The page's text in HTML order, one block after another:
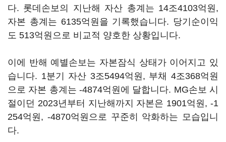
다. 롯데손보의 지난해 자산 총계는 14조4103억원,
자본 총계는 6135억원을 기록했습니다. 당기순이익
도 513억원으로 비교적 양호한 상황입니다.
이에 반해 예별손보는 자본잠식 상태가 이어지고 있
습니다. 1분기 자산 3조5494억원, 부채 4조368억원
으로 자본 총계는 -4874억원에 달합니다. MG손보 시
절이던 2023년부터 지난해까지 자본은 1901억원, -1
254억원, -4870억원으로 꾸준히 악화하는 모습입니
다.